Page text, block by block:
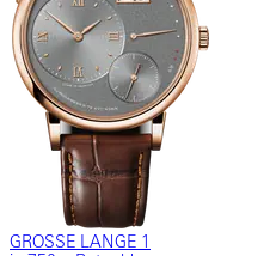
GROSSE LANGE 1